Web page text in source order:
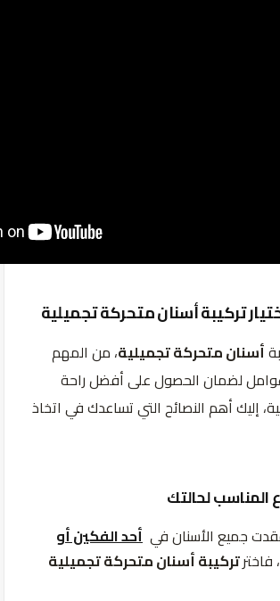
تركيبة أسنان متحركة تجميلية
أسنان متحركة تجميلية، من المهم
لضمان الحصول على أفضل راحة
إليك أهم النصائح التي تساعدك في اتخاذ
جميع الأسنانفي أحد الفكين أو
، فاخترتركيبة أسنان متحركة تجميلية